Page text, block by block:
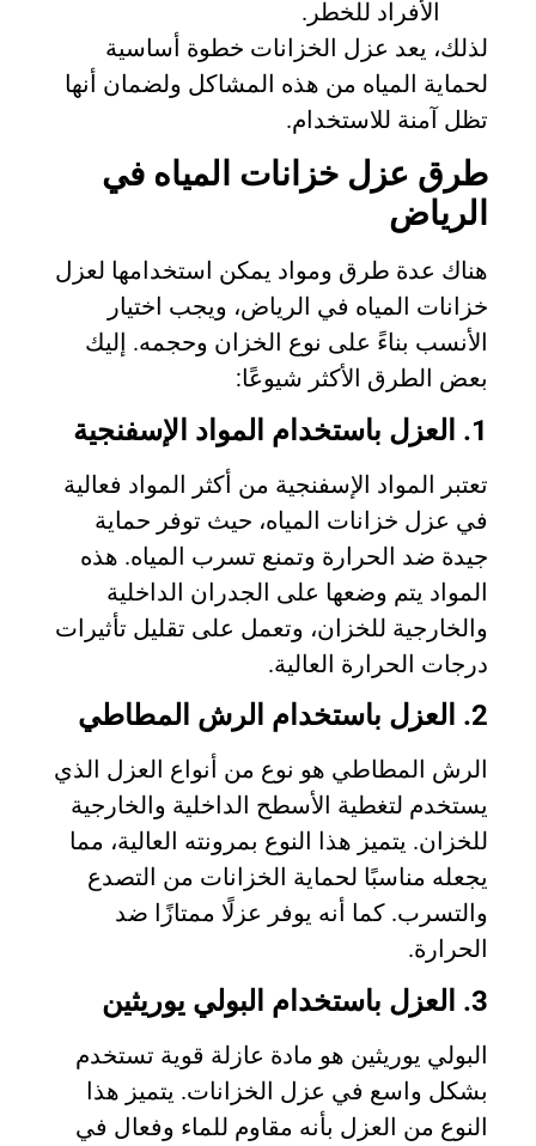
الأفراد للخطر.
لذلك، يعد عزل الخزانات خطوة أساسية
لحماية المياه من هذه المشاكل ولضمان أنها
تظل آمنة للاستخدام.
طرق عزل خزانات المياه في
الرياض
هناك عدة طرق ومواد يمكن استخدامها لعزل
خزانات المياه في الرياض، ويجب اختيار
الأنسب بناءً على نوع الخزان وحجمه. إليك
بعض الطرق الأكثر شيوعًا:
1. العزل باستخدام المواد الإسفنجية
تعتبر المواد الإسفنجية من أكثر المواد فعالية
في عزل خزانات المياه، حيث توفر حماية
جيدة ضد الحرارة وتمنع تسرب المياه. هذه
المواد يتم وضعها على الجدران الداخلية
والخارجية للخزان، وتعمل على تقليل تأثيرات
درجات الحرارة العالية.
2. العزل باستخدام الرش المطاطي
الرش المطاطي هو نوع من أنواع العزل الذي
يستخدم لتغطية الأسطح الداخلية والخارجية
للخزان. يتميز هذا النوع بمرونته العالية، مما
يجعله مناسبًا لحماية الخزانات من التصدع
والتسرب. كما أنه يوفر عزلًا ممتازًا ضد
الحرارة.
3. العزل باستخدام البولي يوريثين
البولي يوريثين هو مادة عازلة قوية تستخدم
بشكل واسع في عزل الخزانات. يتميز هذا
النوع من العزل بأنه مقاوم للماء وفعال في